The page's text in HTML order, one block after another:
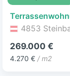
4853
269.000 €
4.270 € / m2